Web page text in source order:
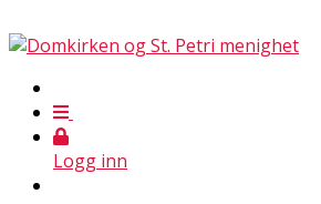
Logg inn